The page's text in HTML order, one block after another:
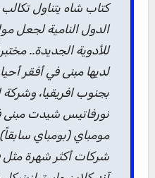
كتاب شاه يتناول
الدول النامية لجعل
للأدوية الجديدة..
لديها مبنى في أفقر
بجنوب افريقيا، وشركة
نورفاتيس شيدت مبنى
مومباي (بومباي
شركات أكثر شهرة